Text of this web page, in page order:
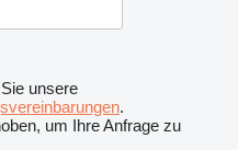
unsere
.
um Ihre Anfrage zu